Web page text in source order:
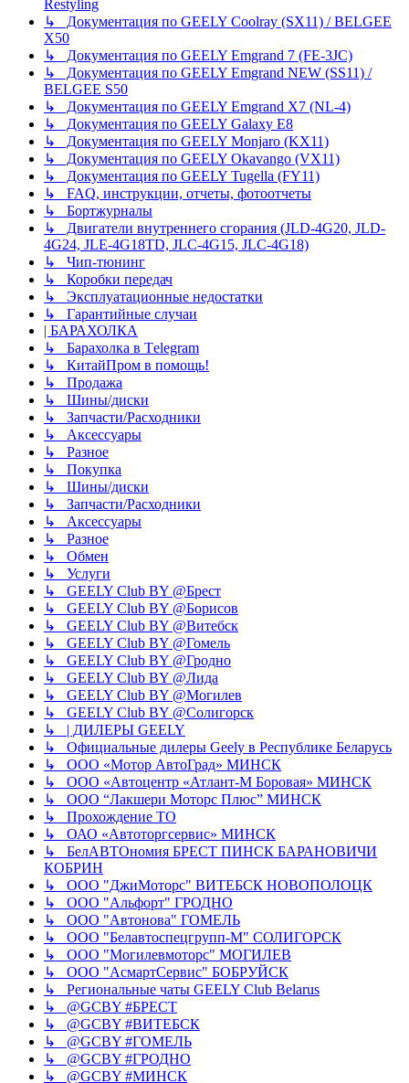
Restyling
↳ Документация по GEELY Coolray (SX11) / BELGEE
X50
↳ Документация по GEELY Emgrand 7 (FE-3JC)
↳ Документация по GEELY Emgrand NEW (SS11) /
BELGEE S50
↳ Документация по GEELY Emgrand X7 (NL-4)
↳ Документация по GEELY Galaxy E8
↳ Документация по GEELY Monjaro (KX11)
↳ Документация по GEELY Okavango (VX11)
↳ Документация по GEELY Tugella (FY11)
↳ FAQ, инструкции, отчеты, фотоотчеты
↳ Бортжурналы
↳ Двигатели внутреннего сгорания (JLD-4G20, JLD-
4G24, JLE-4G18TD, JLC-4G15, JLC-4G18)
↳ Чип-тюнинг
↳ Коробки передач
↳ Эксплуатационные недостатки
↳ Гарантийные случаи
| БАРАХОЛКА
↳ Барахолка в Tеlegram
↳ КитайПром в помощь!
↳ Продажа
↳ Шины/диски
↳ Запчасти/Расходники
↳ Аксессуары
↳ Разное
↳ Покупка
↳ Шины/диски
↳ Запчасти/Расходники
↳ Аксессуары
↳ Разное
↳ Обмен
↳ Услуги
↳ GEELY Club BY @Брест
↳ GEELY Club BY @Борисов
↳ GEELY Club BY @Витебск
↳ GEELY Club BY @Гомель
↳ GEELY Club BY @Гродно
↳ GEELY Club BY @Лида
↳ GEELY Club BY @Могилев
↳ GEELY Club BY @Солигорск
↳ | ДИЛЕРЫ GEELY
↳ Официальные дилеры Geely в Республике Беларусь
↳ ООО «Мотор АвтоГрад» МИНСК
↳ ООО «Автоцентр «Атлант-М Боровая» МИНСК
↳ ООО “Лакшери Моторс Плюс” МИНСК
↳ Прохождение ТО
↳ ОАО «Автоторгсервис» МИНСК
↳ БелАВТОномия БРЕСТ ПИНСК БАРАНОВИЧИ
КОБРИН
↳ ООО "ДжиМоторс" ВИТЕБСК НОВОПОЛОЦК
↳ ООО "Альфорт" ГРОДНО
↳ ООО "Автонова" ГОМЕЛЬ
↳ ООО "Белавтоспецгрупп-М" СОЛИГОРСК
↳ ООО "Могилевмоторс" МОГИЛЕВ
↳ ООО "АсмартСервис" БОБРУЙСК
↳ Региональные чаты GEELY Club Belarus
↳ @GCBY #БРЕСТ
↳ @GCBY #ВИТЕБСК
↳ @GCBY #ГОМЕЛЬ
↳ @GCBY #ГРОДНО
↳ @GCBY #МИНСК